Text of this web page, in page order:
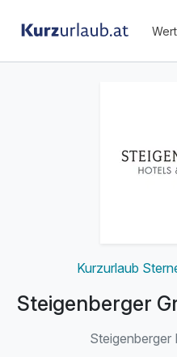
Kurzurlaub
Steigenberger
Steigenberger